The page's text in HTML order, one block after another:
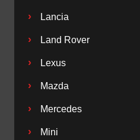
› Lancia
› Land Rover
› Lexus
› Mazda
› Mercedes
› Mini